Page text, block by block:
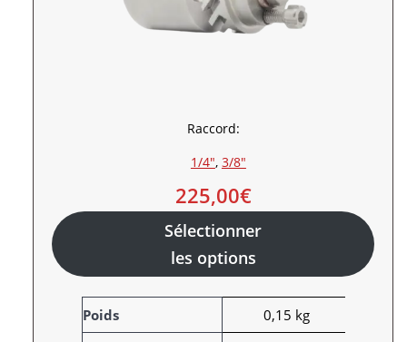
Raccord:
1/4″, 3/8″
225,00€
Sélectionner
les options
A
t
Poids
0,15 kg